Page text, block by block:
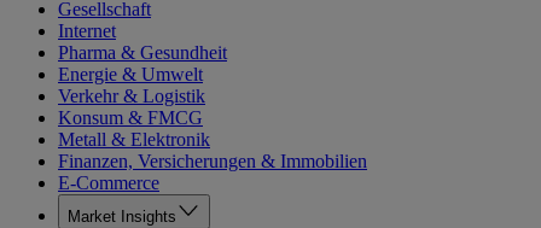
Gesellschaft
Internet
Pharma & Gesundheit
Energie & Umwelt
Verkehr & Logistik
Konsum & FMCG
Metall & Elektronik
Finanzen, Versicherungen & Immobilien
E-Commerce
Market Insights